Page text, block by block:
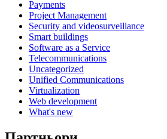
Payments
Project Management
Security and videosurveillance
Smart buildings
Software as a Service
Telecommunications
Uncategorized
Unified Communications
Virtualization
Web development
What's new